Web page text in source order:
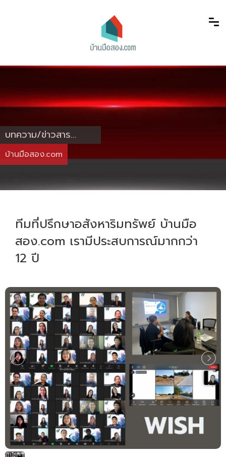
บทความ/ข่าวสาร...
บ้านมือสอง.com
ทีมที่ปรึกษาอสังหาริมทรัพย์ บ้านมือ
สอง.com เรามีประสบการณ์มากกว่า
12 ปี